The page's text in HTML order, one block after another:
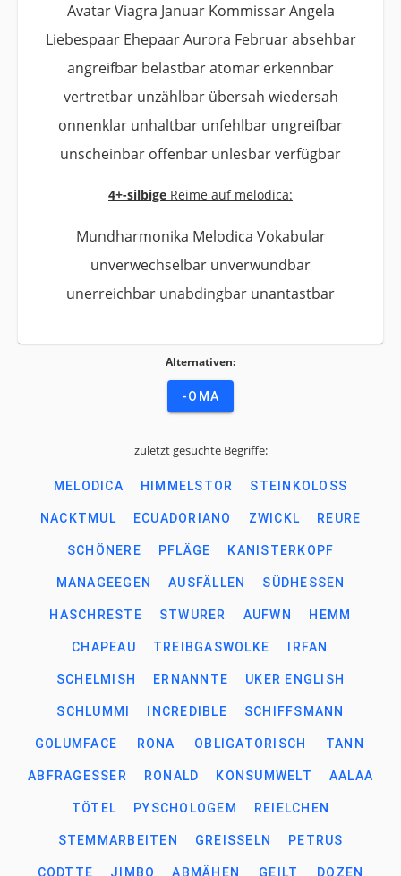
Avatar Viagra Januar Kommissar Angela
Liebespaar Ehepaar Aurora Februar absehbar
angreifbar belastbar atomar erkennbar
vertretbar unzählbar übersah wiedersah
onnenklar unhaltbar unfehlbar ungreifbar
unscheinbar offenbar unlesbar verfügbar
4+-silbige Reime auf melodica:
Mundharmonika Melodica Vokabular
unverwechselbar unverwundbar
unerreichbar unabdingbar unantastbar
Alternativen:
-OMA
zuletzt gesuchte Begriffe:
MELODICA HIMMELSTOR STEINKOLOSS
NACKTMUL ECUADORIANO ZWICKL REURE
SCHÖNERE PFLÄGE KANISTERKOPF
MANAGEEGEN AUSFÄLLEN SÜDHESSEN
HASCHRESTE STWURER AUFWN HEMM
CHAPEAU TREIBGASWOLKE IRFAN
SCHELMISH ERNANNTE UKER ENGLISH
SCHLUMMI INCREDIBLE SCHIFFSMANN
GOLUMFACE RONA OBLIGATORISCH TANN
ABFRAGESSER RONALD KONSUMWELT AALAA
TÖTEL PYSCHOLOGEM REIELCHEN
STEMMARBEITEN GREISSELN PETRUS
CODTTE JIMBO ABMÄHEN GEILT DOZEN